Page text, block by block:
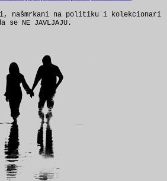
našmrkani na politiku i kolekcionari
se NE JAVLJAJU.